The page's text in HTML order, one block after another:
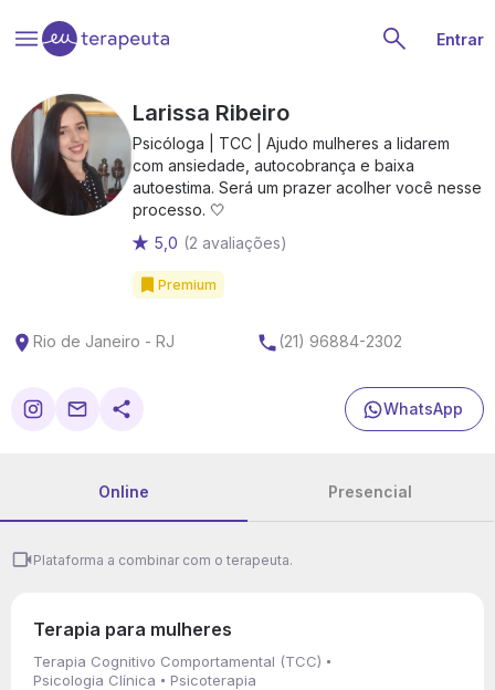
Entrar
Larissa Ribeiro
Psicóloga | TCC | Ajudo mulheres a lidarem
com ansiedade, autocobrança e baixa
autoestima. Será um prazer acolher você nesse
processo. 🤍
5,0 (2 avaliações)
Premium
Rio de Janeiro - RJ (21) 96884-2302
WhatsApp
Online Presencial
Plataforma a combinar com o terapeuta.
Terapia para mulheres
Terapia Cognitivo Comportamental (TCC)
Psicologia Clínica
Psicoterapia